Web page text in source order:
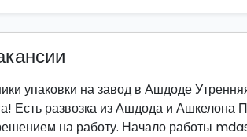
упаковки на завод в Ашдоде
Есть развозка из Ашдода и Ашкелона
на работу. Начало работы